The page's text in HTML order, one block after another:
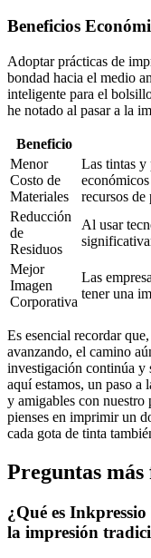
Beneficios
Adoptar prácticas de
bondad hacia el medio
inteligente para el
he notado al pasar a la
Beneficio
Menor
Costo de
Materiales
Las tintas y
recursos
Reducción
de
Residuos
Al usar
Mejor
Imagen
Corporativa
Las
tener una
Es esencial recordar
avanzando, el camino
investigación continúa y
aquí estamos, un paso a
y amigables con
pienses en imprimir un
cada gota de tinta
Preguntas más
¿Qué es
la impresión